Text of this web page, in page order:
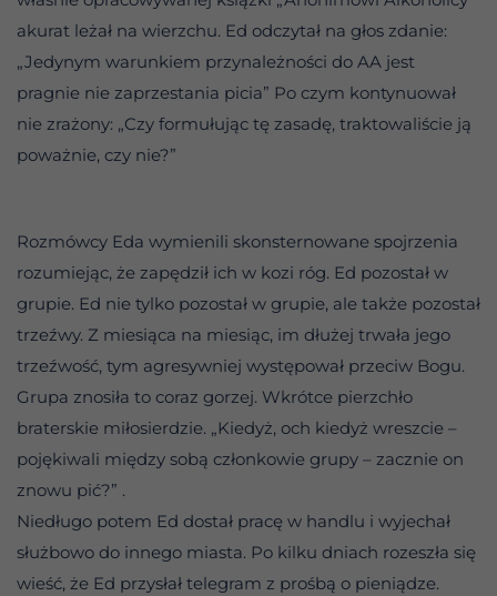
akurat leżał na wierzchu. Ed odczytał na głos zdanie:
„Jedynym warunkiem przynależności do AA jest
pragnie nie zaprzestania picia” Po czym kontynuował
nie zrażony: „Czy formułując tę zasadę, traktowaliście ją
poważnie, czy nie?”
Rozmówcy Eda wymienili skonsternowane spojrzenia
rozumiejąc, że zapędził ich w kozi róg. Ed pozostał w
grupie. Ed nie tylko pozostał w grupie, ale także pozostał
trzeźwy. Z miesiąca na miesiąc, im dłużej trwała jego
trzeźwość, tym agresywniej występował przeciw Bogu.
Grupa znosiła to coraz gorzej. Wkrótce pierzchło
braterskie miłosierdzie. „Kiedyż, och kiedyż wreszcie –
pojękiwali między sobą członkowie grupy – zacznie on
znowu pić?” .
Niedługo potem Ed dostał pracę w handlu i wyjechał
służbowo do innego miasta. Po kilku dniach rozeszła się
wieść, że Ed przysłał telegram z prośbą o pieniądze.